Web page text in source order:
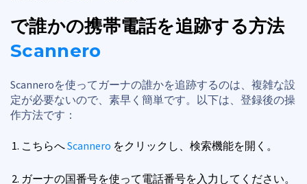
で誰かの携帯電話を追跡する方法
Scannero
Scanneroを使ってガーナの誰かを追跡するのは、複雑な設
定が必要ないので、素早く簡単です。以下は、登録後の操
作方法です：
こちらへScannero をクリックし、検索機能を開く。
ガーナの国番号を使って電話番号を入力してください。